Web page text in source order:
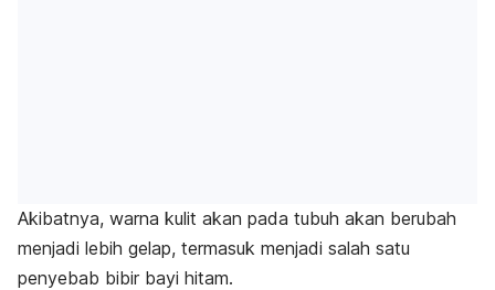
Akibatnya, warna kulit akan pada tubuh akan berubah
menjadi lebih gelap, termasuk menjadi salah satu
penyebab bibir bayi hitam.